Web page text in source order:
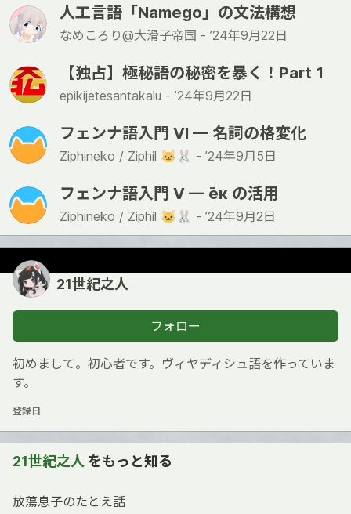
人工言語「Namego」の文法構想
なめころり@大滑子帝国 - ’24年9月22日
【独占】極秘語の秘密を暴く！Part 1
epikijetesantakalu - ’24年9月22日
フェンナ語入門 VI — 名詞の格変化
Ziphineko / Ziphil 🐱🐰 - ’24年9月5日
フェンナ語入門 V — е̄к の活用
Ziphineko / Ziphil 🐱🐰 - ’24年9月2日
21世紀之人
フォロー
初めまして。初心者です。ヴィヤディシュ語を作っていま
す。
登録日
21世紀之人 をもっと知る
放蕩息子のたとえ話